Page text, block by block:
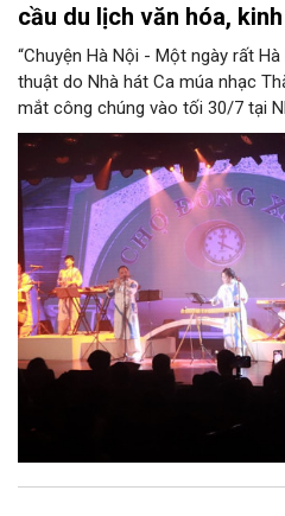
cầu du lịch văn hóa,
“Chuyện Hà Nội - Một ngày rất
thuật do Nhà hát Ca múa nhạc
mắt công chúng vào tối 30/7 tại
Long (số 31 - 33 phố Lương Văn